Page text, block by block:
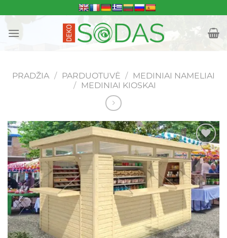
to
content
PRADŽIA / PARDUOTUVĖ /
MEDINIAI NAMELIAI
/
MEDINIAI KIOSKAI
Mėgstamiausias